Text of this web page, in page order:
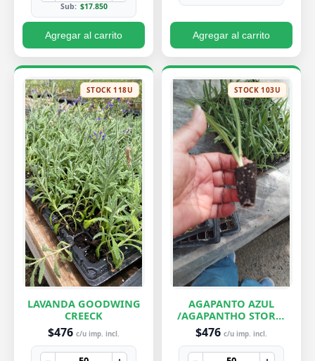
Sub: $17.850
Agregar al carrito Agregar al carrito
STOCK 118U
LAVANDA GOODWING
CREECK
$476 c/u imp. incl.
STOCK 103U
AGAPANTO AZUL
/AGAPANTHO STORM
CLOUD
$476 c/u imp. incl.